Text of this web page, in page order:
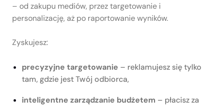
– od zakupu mediów, przez targetowanie i
personalizację, aż po raportowanie wyników.
Zyskujesz:
precyzyjne targetowanie – reklamujesz się tylko
tam, gdzie jest Twój odbiorca,
inteligentne zarządzanie budżetem – płacisz za